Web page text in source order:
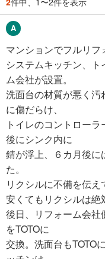
マンションでフルリフ
システムキッチン、
ム会社が設置。
洗面台の材質が悪く
に傷だらけ、
トイレのコントロー
後にシンク内に
錆が浮上、６カ月後に
た。
リクシルに不備を伝え
安くてもリクシルは絶
後日、リフォーム会
をTOTOに
交換。洗面台もTOTO